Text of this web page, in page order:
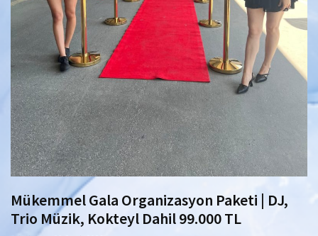
Mükemmel Gala Organizasyon Paketi | DJ,
Trio Müzik, Kokteyl Dahil 99.000 TL